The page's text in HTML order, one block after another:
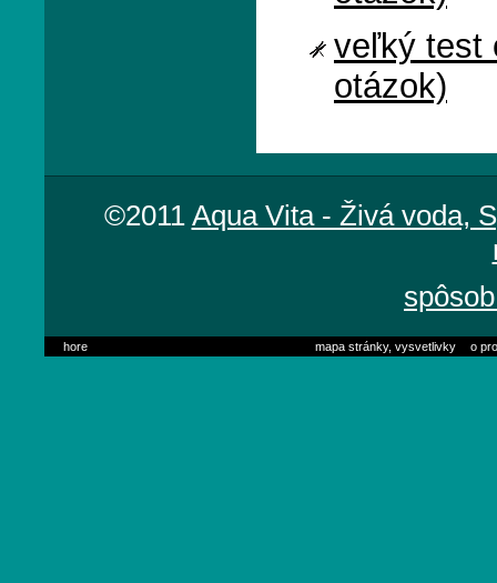
veľký test
otázok)
©2011 Aqua Vita - Živá voda,
hore mapa stránky, vysvetlivky o